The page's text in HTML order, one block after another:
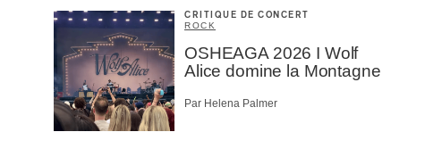
CRITIQUE DE CONCERT
ROCK
OSHEAGA 2026 I Wolf
Alice domine la Montagne
Par Helena Palmer